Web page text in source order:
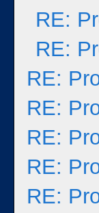
RE:
RE:
RE:
RE:
RE:
RE:
RE: